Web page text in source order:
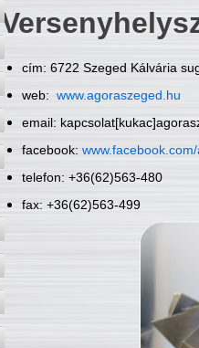
cím: 6722 Szeged Kálvária
web: www.agoraszeged.hu
email:
facebook:
telefon: +36(62)563-480
fax: +36(62)563-499